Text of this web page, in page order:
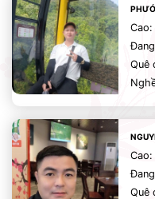
Quê
Cao:
Quê